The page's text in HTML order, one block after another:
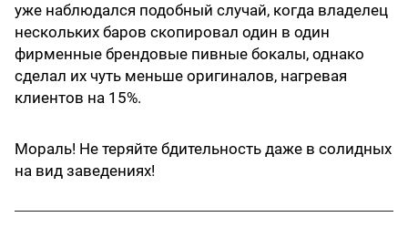
уже наблюдался подобный случай, когда владелец
нескольких баров скопировал один в один
фирменные брендовые пивные бокалы, однако
сделал их чуть меньше оригиналов, нагревая
клиентов на 15%.
Мораль! Не теряйте бдительность даже в солидных
на вид заведениях!